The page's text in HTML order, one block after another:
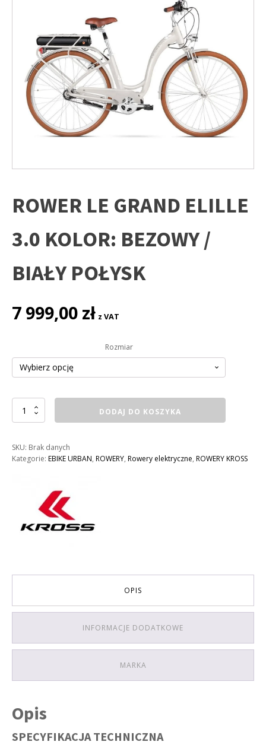
ROWER LE GRAND ELILLE
3.0 KOLOR: BEZOWY /
BIAŁY POŁYSK
7 999,00 zł z VAT
Rozmiar
ilość
ROWER
ELILLE
3.0
DODAJ DO KOSZYKA
SKU: Brak danych
Kategorie: EBIKE URBAN, ROWERY, Rowery elektryczne, ROWERY KROSS
OPIS
INFORMACJE DODATKOWE
MARKA
Opis
SPECYFIKACJA TECHNICZNA